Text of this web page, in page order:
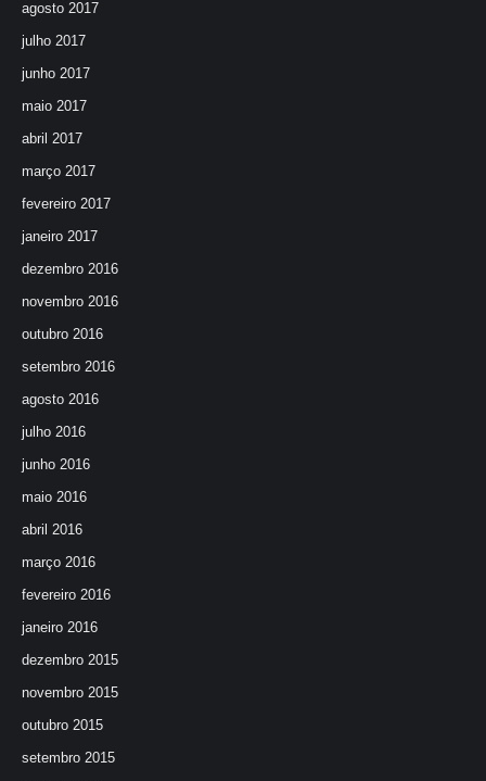
agosto 2017
julho 2017
junho 2017
maio 2017
abril 2017
março 2017
fevereiro 2017
janeiro 2017
dezembro 2016
novembro 2016
outubro 2016
setembro 2016
agosto 2016
julho 2016
junho 2016
maio 2016
abril 2016
março 2016
fevereiro 2016
janeiro 2016
dezembro 2015
novembro 2015
outubro 2015
setembro 2015